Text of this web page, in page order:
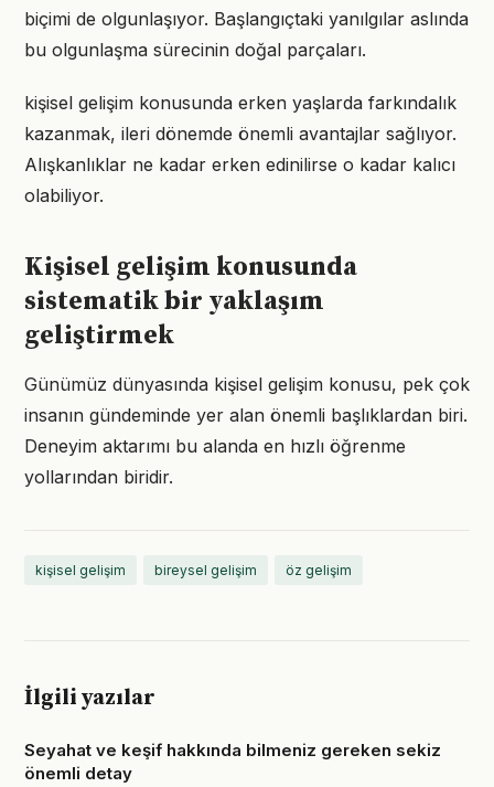
biçimi de olgunlaşıyor. Başlangıçtaki yanılgılar aslında
bu olgunlaşma sürecinin doğal parçaları.
kişisel gelişim konusunda erken yaşlarda farkındalık
kazanmak, ileri dönemde önemli avantajlar sağlıyor.
Alışkanlıklar ne kadar erken edinilirse o kadar kalıcı
olabiliyor.
Kişisel gelişim konusunda
sistematik bir yaklaşım
geliştirmek
Günümüz dünyasında kişisel gelişim konusu, pek çok
insanın gündeminde yer alan önemli başlıklardan biri.
Deneyim aktarımı bu alanda en hızlı öğrenme
yollarından biridir.
kişisel gelişim bireysel gelişim öz gelişim
İlgili yazılar
Seyahat ve keşif hakkında bilmeniz gereken sekiz
önemli detay